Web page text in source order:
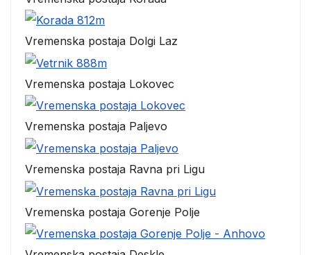
Vremenska postaja Dolgi Laz
Vremenska postaja Lokovec
Vremenska postaja Paljevo
Vremenska postaja Ravna pri Ligu
Vremenska postaja Gorenje Polje